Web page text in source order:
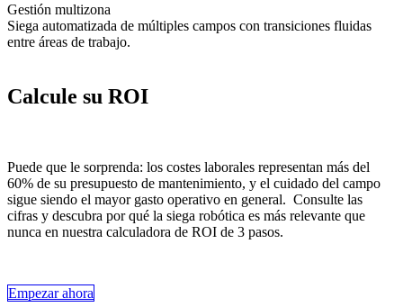
Gestión multizona
Siega automatizada de múltiples campos con transiciones fluidas
entre áreas de trabajo.
Calcule su ROI
Puede que le sorprenda: los costes laborales representan más del
60% de su presupuesto de mantenimiento, y el cuidado del campo
sigue siendo el mayor gasto operativo en general. Consulte las
cifras y descubra por qué la siega robótica es más relevante que
nunca en nuestra calculadora de ROI de 3 pasos.
Empezar ahora​​